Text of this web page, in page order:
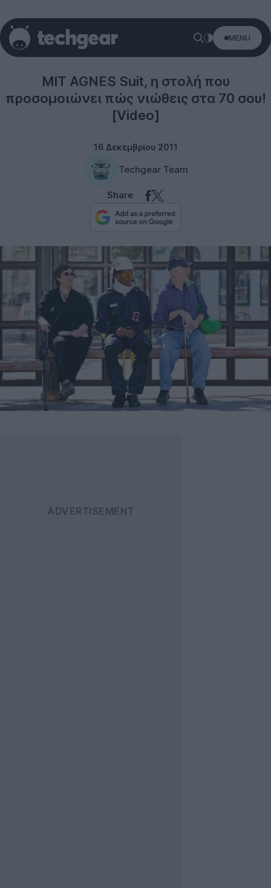
MENU
Technology
MIT AGNES Suit, η στολή που
προσομοιώνει πώς νιώθεις στα 70 σου!
[Video]
16 Δεκεμβρίου 2011
Techgear Team
Share